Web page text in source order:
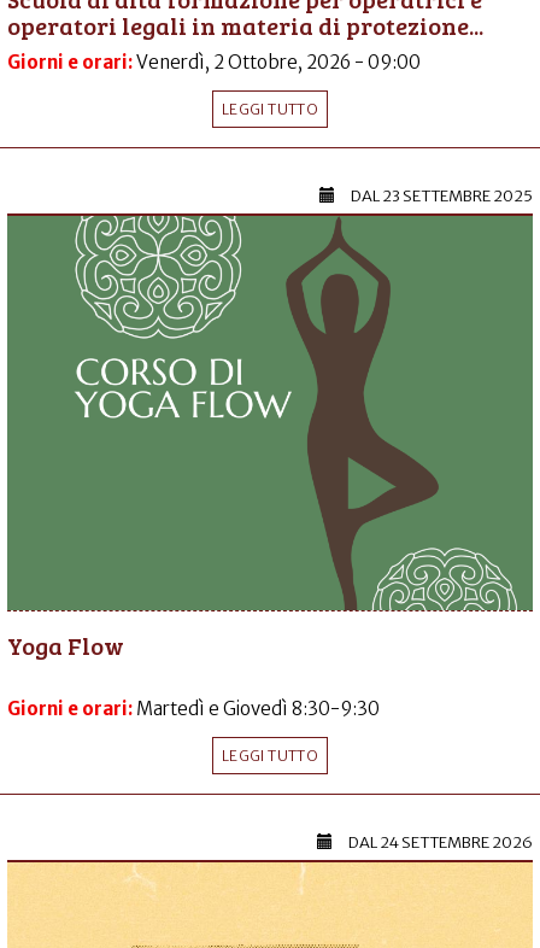
operatori legali in materia di protezione...
Giorni e orari:Venerdì, 2 Ottobre, 2026 - 09:00
LEGGI TUTTO
DAL23 SETTEMBRE 2025
Yoga Flow
Giorni e orari: Martedì e Giovedì 8:30-9:30
LEGGI TUTTO
DAL24 SETTEMBRE 2026